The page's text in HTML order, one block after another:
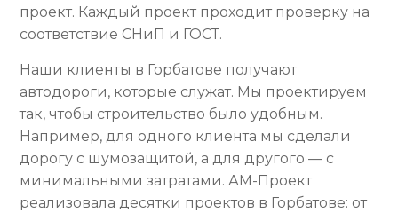
проект. Каждый проект проходит проверку на
соответствие СНиП и ГОСТ.
Наши клиенты в Горбатове получают
автодороги, которые служат. Мы проектируем
так, чтобы строительство было удобным.
Например, для одного клиента мы сделали
дорогу с шумозащитой, а для другого — с
минимальными затратами. АМ-Проект
реализовала десятки проектов в Горбатове: от